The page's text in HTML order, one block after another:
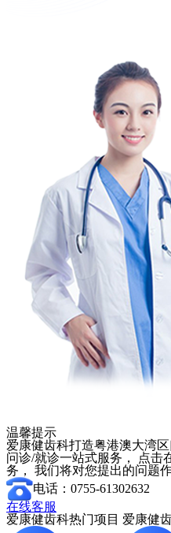
温馨提示
爱康健齿科打造粤港澳大湾
问诊/就诊一站式服务， 点击
务， 我们将对您提出的问题
电话：0755-61302632
在线客服
爱康健齿科热门项目 爱康健